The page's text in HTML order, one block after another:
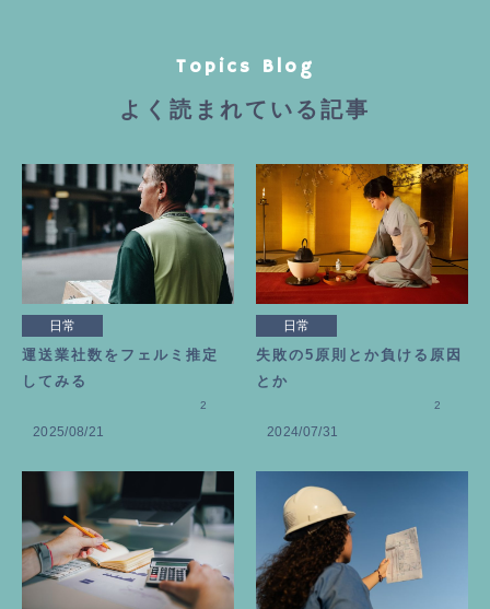
Topics Blog
よく読まれている記事
日常
運送業社数をフェルミ推定
してみる
2025/08/21
2
日常
失敗の5原則とか負ける原因
とか
2024/07/31
2